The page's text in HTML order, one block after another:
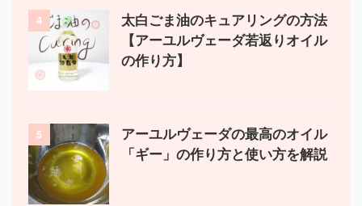
4
太白ごま油のキュアリングの方法
【アーユルヴェーダ若返りオイル
の作り方】
5
アーユルヴェーダの最高のオイル
「ギー」の作り方と使い方を解説